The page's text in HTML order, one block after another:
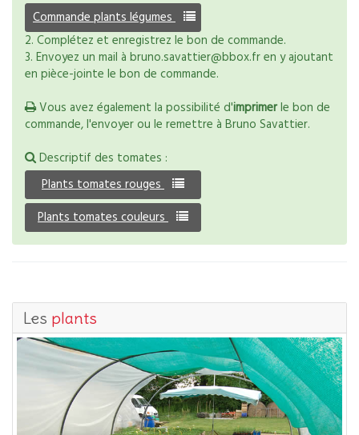
Commande plants légumes
2. Complétez et enregistrez le bon de commande.
3. Envoyez un mail à bruno.savattier@bbox.fr en y ajoutant
en pièce-jointe le bon de commande.
Vous avez également la possibilité d'imprimerle bon de
commande, l'envoyer ou le remettre à Bruno Savattier.
Descriptif des tomates :
Plants tomates rouges
Plants tomates couleurs
Les plants